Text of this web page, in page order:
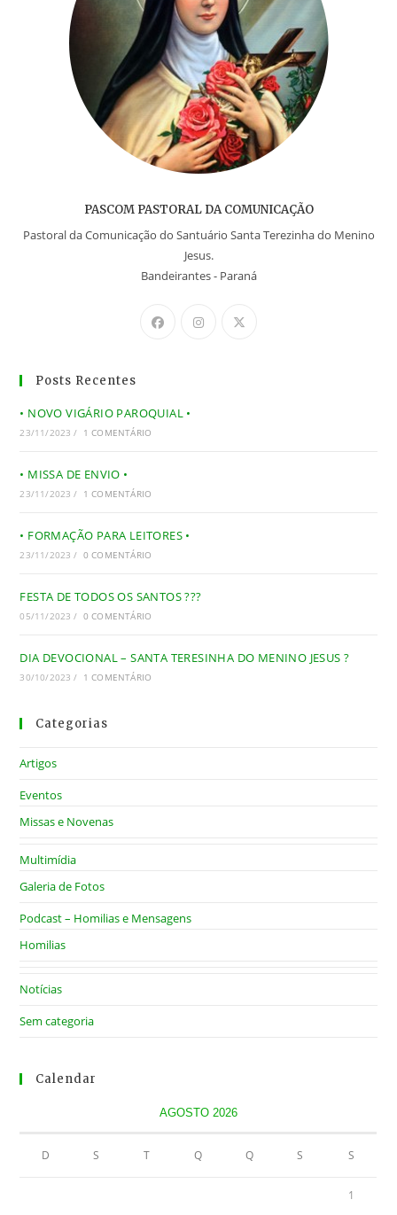
PASCOM PASTORAL DA COMUNICAÇÃO
Pastoral da Comunicação do Santuário Santa Terezinha do Menino
Jesus.
Bandeirantes - Paraná
Posts Recentes
• NOVO VIGÁRIO PAROQUIAL •
23/11/2023 / 1 COMENTÁRIO
• MISSA DE ENVIO •
23/11/2023 / 1 COMENTÁRIO
• FORMAÇÃO PARA LEITORES •
23/11/2023 / 0 COMENTÁRIO
FESTA DE TODOS OS SANTOS ???
05/11/2023 / 0 COMENTÁRIO
DIA DEVOCIONAL – SANTA TERESINHA DO MENINO JESUS ?
30/10/2023 / 1 COMENTÁRIO
Categorias
Artigos
Eventos
Missas e Novenas
Multimídia
Galeria de Fotos
Podcast – Homilias e Mensagens
Homilias
Notícias
Sem categoria
Calendar
AGOSTO 2026
D S T Q Q S S
1